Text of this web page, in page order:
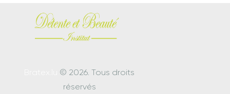
© 2026. Tous droits
réservés